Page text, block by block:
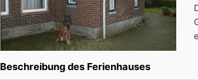
Beschreibung des Ferienhauses